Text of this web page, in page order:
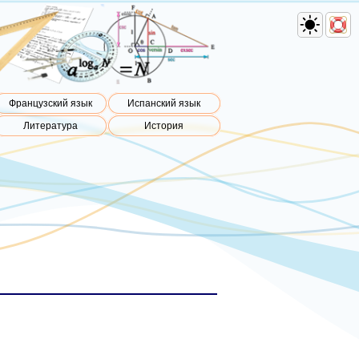
Французский язык
Испанский язык
Литература История